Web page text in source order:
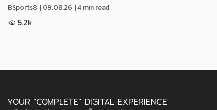
BSports8 |09.08.26 | 4 min read
5.2k
YOUR "COMPLETE" DIGITAL EXPERIENCE